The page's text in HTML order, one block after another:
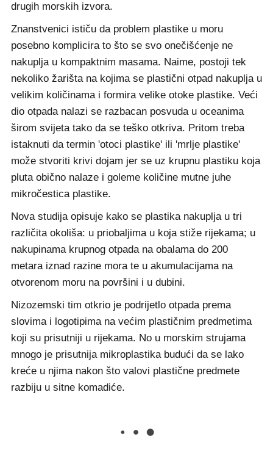
drugih morskih izvora.
Znanstvenici ističu da problem plastike u moru
posebno komplicira to što se svo onečišćenje ne
nakuplja u kompaktnim masama. Naime, postoji tek
nekoliko žarišta na kojima se plastični otpad nakuplja u
velikim količinama i formira velike otoke plastike. Veći
dio otpada nalazi se razbacan posvuda u oceanima
širom svijeta tako da se teško otkriva. Pritom treba
istaknuti da termin 'otoci plastike' ili 'mrlje plastike'
može stvoriti krivi dojam jer se uz krupnu plastiku koja
pluta obično nalaze i goleme količine mutne juhe
mikročestica plastike.
Nova studija opisuje kako se plastika nakuplja u tri
različita okoliša: u priobaljima u koja stiže rijekama; u
nakupinama krupnog otpada na obalama do 200
metara iznad razine mora te u akumulacijama na
otvorenom moru na površini i u dubini.
Nizozemski tim otkrio je podrijetlo otpada prema
slovima i logotipima na većim plastičnim predmetima
koji su prisutniji u rijekama. No u morskim strujama
mnogo je prisutnija mikroplastika budući da se lako
kreće u njima nakon što valovi plastične predmete
razbiju u sitne komadiće.